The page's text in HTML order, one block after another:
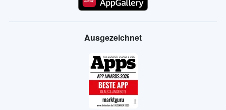
Ausgezeichnet